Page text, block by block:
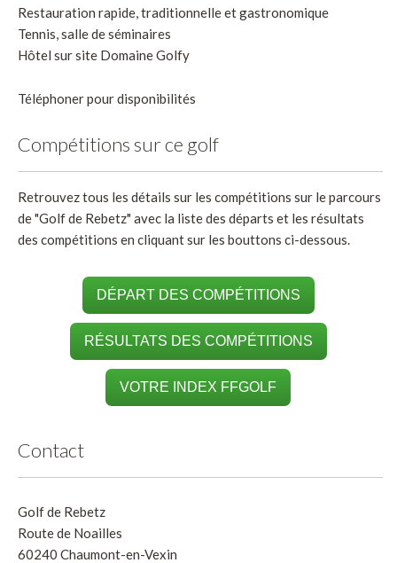
Restauration rapide, traditionnelle et gastronomique
Tennis, salle de séminaires
Hôtel sur site Domaine Golfy
Téléphoner pour disponibilités
Compétitions sur ce golf
Retrouvez tous les détails sur les compétitions sur le parcours
de "Golf de Rebetz" avec la liste des départs et les résultats
des compétitions en cliquant sur les bouttons ci-dessous.
DÉPART DES COMPÉTITIONS
RÉSULTATS DES COMPÉTITIONS
VOTRE INDEX FFGOLF
Contact
Golf de Rebetz
Route de Noailles
60240 Chaumont-en-Vexin